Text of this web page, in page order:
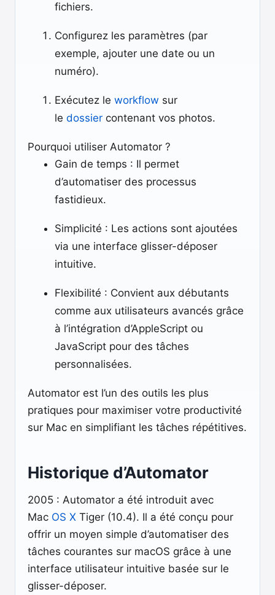
fichiers.
Configurez les paramètres (par
exemple, ajouter une date ou un
numéro).
Exécutez le workflow sur
le dossier contenant vos photos.
Pourquoi utiliser Automator ?
Gain de temps : Il permet
d’automatiser des processus
fastidieux.
Simplicité : Les actions sont ajoutées
via une interface glisser-déposer
intuitive.
Flexibilité : Convient aux débutants
comme aux utilisateurs avancés grâce
à l’intégration d’AppleScript ou
JavaScript pour des tâches
personnalisées.
Automator est l’un des outils les plus
pratiques pour maximiser votre productivité
sur Mac en simplifiant les tâches répétitives.
Historique d’Automator
2005 : Automator a été introduit avec
Mac OS X Tiger (10.4). Il a été conçu pour
offrir un moyen simple d’automatiser des
tâches courantes sur macOS grâce à une
interface utilisateur intuitive basée sur le
glisser-déposer.